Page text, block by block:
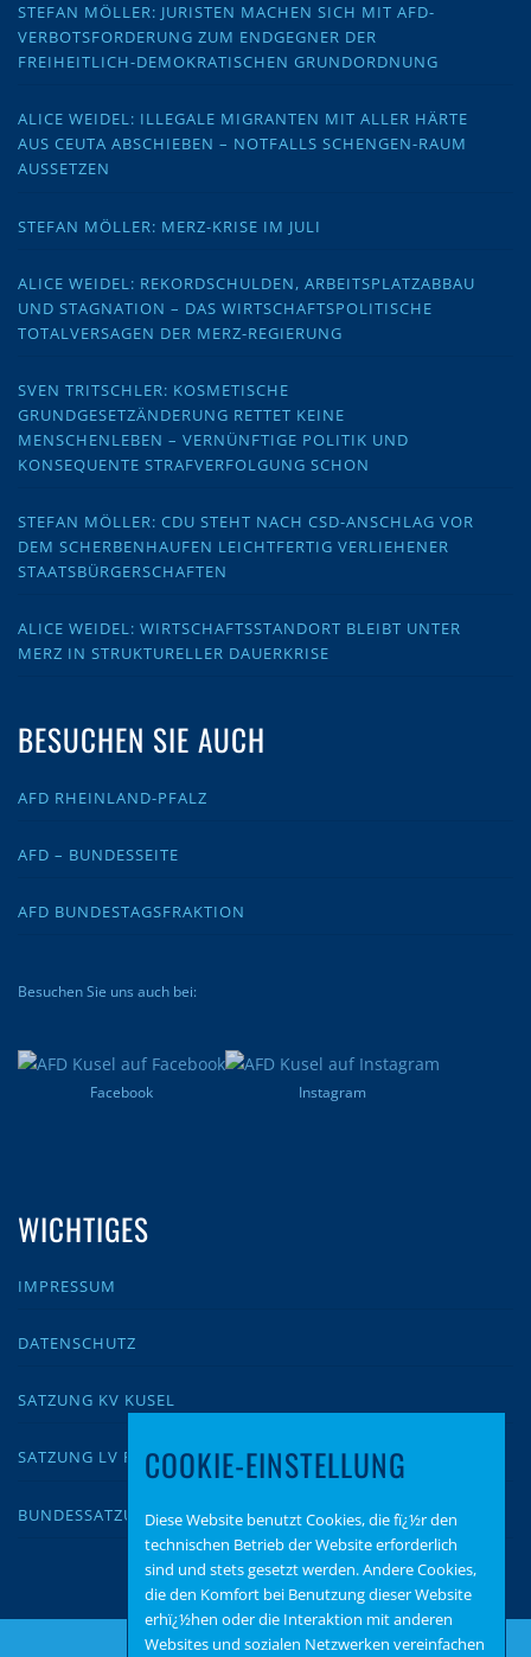
STEFAN MÖLLER: JURISTEN MACHEN SICH MIT AFD-
VERBOTSFORDERUNG ZUM ENDGEGNER DER
FREIHEITLICH-DEMOKRATISCHEN GRUNDORDNUNG
ALICE WEIDEL: ILLEGALE MIGRANTEN MIT ALLER HÄRTE
AUS CEUTA ABSCHIEBEN – NOTFALLS SCHENGEN-RAUM
AUSSETZEN
STEFAN MÖLLER: MERZ-KRISE IM JULI
ALICE WEIDEL: REKORDSCHULDEN, ARBEITSPLATZABBAU
UND STAGNATION – DAS WIRTSCHAFTSPOLITISCHE
TOTALVERSAGEN DER MERZ-REGIERUNG
SVEN TRITSCHLER: KOSMETISCHE
GRUNDGESETZÄNDERUNG RETTET KEINE
MENSCHENLEBEN – VERNÜNFTIGE POLITIK UND
KONSEQUENTE STRAFVERFOLGUNG SCHON
STEFAN MÖLLER: CDU STEHT NACH CSD-ANSCHLAG VOR
DEM SCHERBENHAUFEN LEICHTFERTIG VERLIEHENER
STAATSBÜRGERSCHAFTEN
ALICE WEIDEL: WIRTSCHAFTSSTANDORT BLEIBT UNTER
MERZ IN STRUKTURELLER DAUERKRISE
BESUCHEN SIE AUCH
AFD RHEINLAND-PFALZ
AFD – BUNDESSEITE
AFD BUNDESTAGSFRAKTION
Besuchen Sie uns auch bei:
Facebook Instagram
WICHTIGES
IMPRESSUM
DATENSCHUTZ
SATZUNG KV KUSEL
SATZUNG LV RLP
BUNDESSATZUNG
COOKIE-EINSTELLUNG
Diese Website benutzt Cookies, die fï¿½r den
technischen Betrieb der Website erforderlich
sind und stets gesetzt werden. Andere Cookies,
die den Komfort bei Benutzung dieser Website
erhï¿½hen oder die Interaktion mit anderen
Websites und sozialen Netzwerken vereinfachen